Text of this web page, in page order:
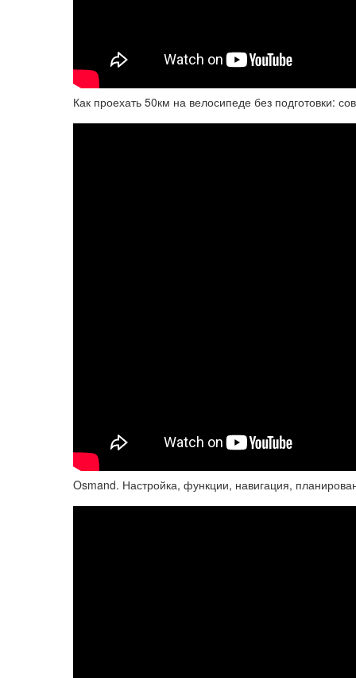
Как проехать 50км на велосипеде без подготовки:
Osmand. Настройка, функции, навигация,